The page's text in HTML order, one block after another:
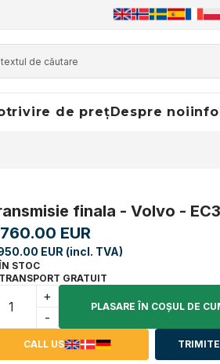
de prețDespre noi
finala - Volvo -
EUR
EUR (incl. TVA)
ÎN STOC
TRANSPORT GRATUIT
+
-
PLASARE ÎN COŞUL DE
CALL US